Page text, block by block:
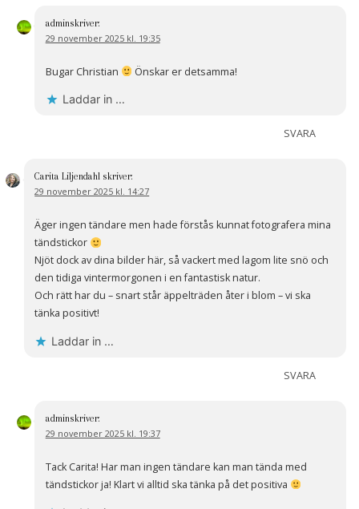
adminskriver:
29 november 2025 kl. 19:35
Bugar Christian Önskar er detsamma!
Laddar in …
SVARA
Carita Liljendahl skriver:
29 november 2025 kl. 14:27
Äger ingen tändare men hade förstås kunnat fotografera mina
tändstickor
Njöt dock av dina bilder här, så vackert med lagom lite snö och
den tidiga vintermorgonen i en fantastisk natur.
Och rätt har du – snart står äppelträden åter i blom – vi ska
tänka positivt!
Laddar in …
SVARA
adminskriver:
29 november 2025 kl. 19:37
Tack Carita! Har man ingen tändare kan man tända med
tändstickor ja! Klart vi alltid ska tänka på det positiva